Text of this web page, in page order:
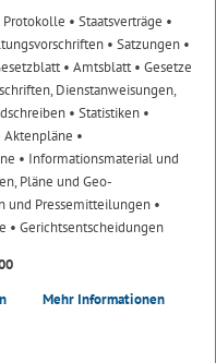
Protokolle • Staatsverträge •
• Satzungen •
• Amtsblatt• Gesetze
Dienstanweisungen,
• Statistiken •
Aktenpläne •
• Informationsmaterial und
Pläne und Geo-
und Pressemitteilungen •
• Gerichtsentscheidungen
Mehr Informationen